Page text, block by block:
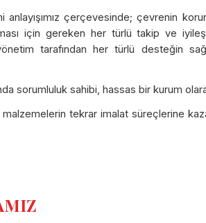
çerçevesinde; çevrenin
için gereken her türlü takip ve
tarafından her türlü desteğin
sorumluluk sahibi, hassas bir kurum
tekrar imalat süreçlerine